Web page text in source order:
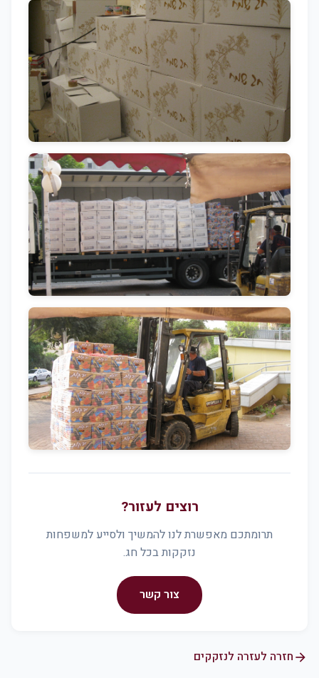
רוצים לעזור?
תרומתכם מאפשרת לנו להמשיך ולסייע למשפחות
נזקקות בכל חג.
צור קשר
arrow_forward חזרה לעזרה לנזקקים